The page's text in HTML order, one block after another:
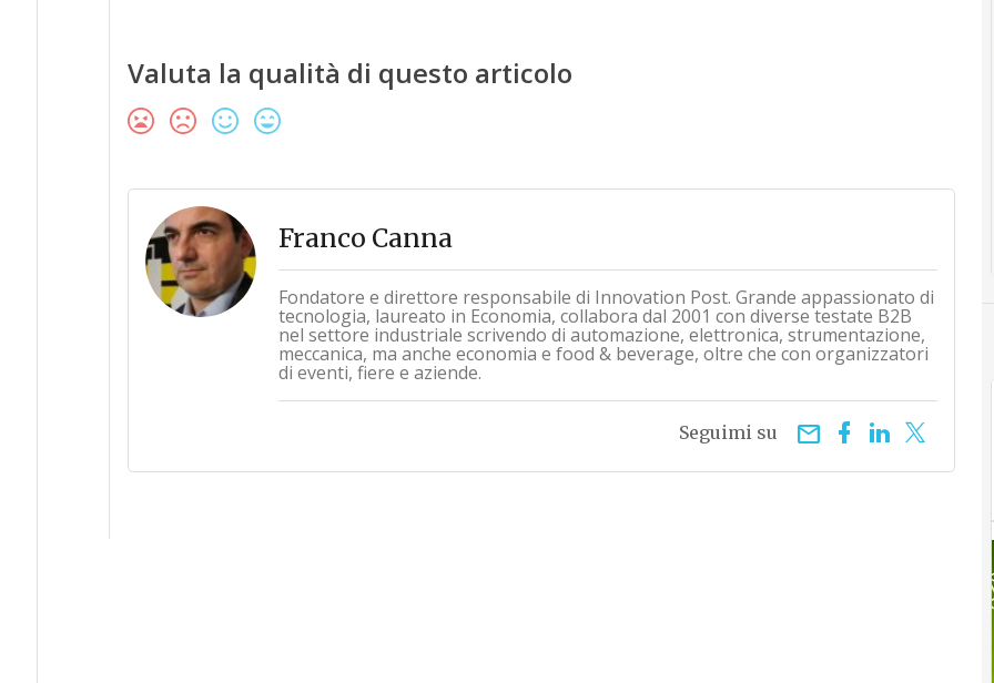
Valuta la qualità di questo articolo
Franco Canna
Fondatore e direttore responsabile di Innovation Post. Grande appassionato di
tecnologia, laureato in Economia, collabora dal 2001 con diverse testate B2B
nel settore industriale scrivendo di automazione, elettronica, strumentazione,
meccanica, ma anche economia e food & beverage, oltre che con organizzatori
di eventi, fiere e aziende.
email
Seguimi su